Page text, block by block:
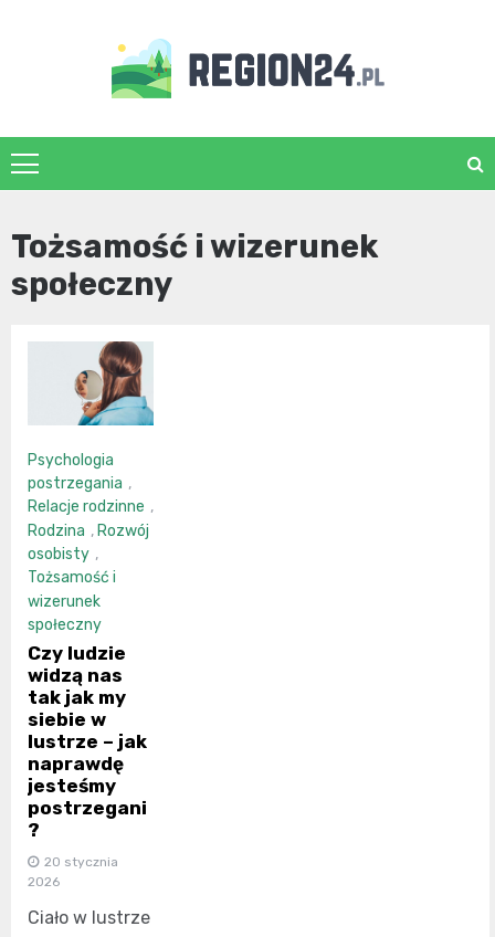
region24.pl
Tożsamość i wizerunek
społeczny
Psychologia
postrzegania ,
Relacje rodzinne ,
Rodzina , Rozwój
osobisty ,
Tożsamość i
wizerunek
społeczny
Czy ludzie
widzą nas
tak jak my
siebie w
lustrze – jak
naprawdę
jesteśmy
postrzegani
?
20 stycznia
2026
Ciało w lustrze